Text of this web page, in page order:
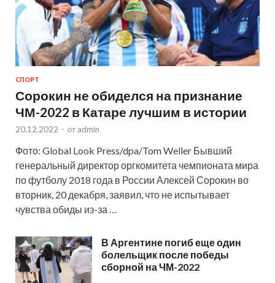
СПОРТ
Сорокин не обиделся на признание
ЧМ-2022 в Катаре лучшим в истории
20.12.2022 - от admin
Фото: Global Look Press/dpa/Tom Weller Бывший
генеральный директор оргкомитета чемпионата мира
по футболу 2018 года в России Алексей Сорокин во
вторник, 20 декабря, заявил, что не испытывает
чувства обиды из-за …
В Аргентине погиб еще один
болельщик после победы
сборной на ЧМ-2022